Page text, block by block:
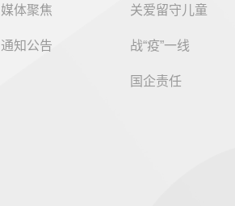
媒体聚焦
通知公告
关爱留守儿童
战“疫”一线
国企责任